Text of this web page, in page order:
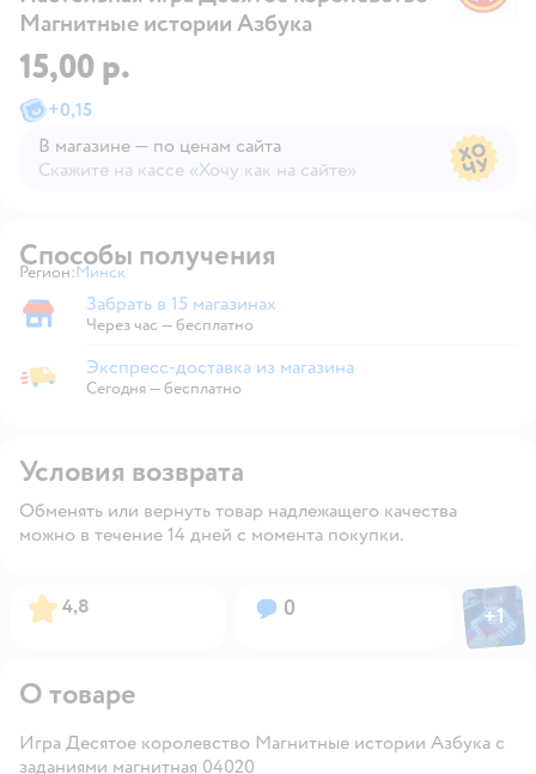
Магнитные истории Азбука
15,00 р.
+0,15
В магазине — по ценам сайта
Скажите на кассе «Хочу как на сайте»
Способы получения
Регион: Выбор адреса доставки.
Минск
Забрать в магазине
Забрать в 15 магазинах
Через час — бесплатно
Экспресс-доставка из магазина
Экспресс-доставка из магазина
Сегодня—бесплатно
Условия возврата
Обменять или вернуть товар надлежащего качества
можно в течение 14 дней с момента покупки.
Рейтинг:
4,8 Вопросов:
0 Фото
+1
О товаре
Игра Десятое королевство Магнитные истории Азбука с
заданиями магнитная 04020